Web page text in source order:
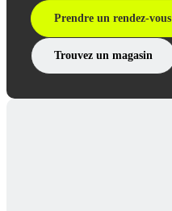
Prendre un rendez-vous
Trouvez un magasin